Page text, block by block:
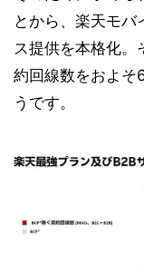
とから、楽天モ
ス提供を本格化。
約回線数をおよそ
うです。